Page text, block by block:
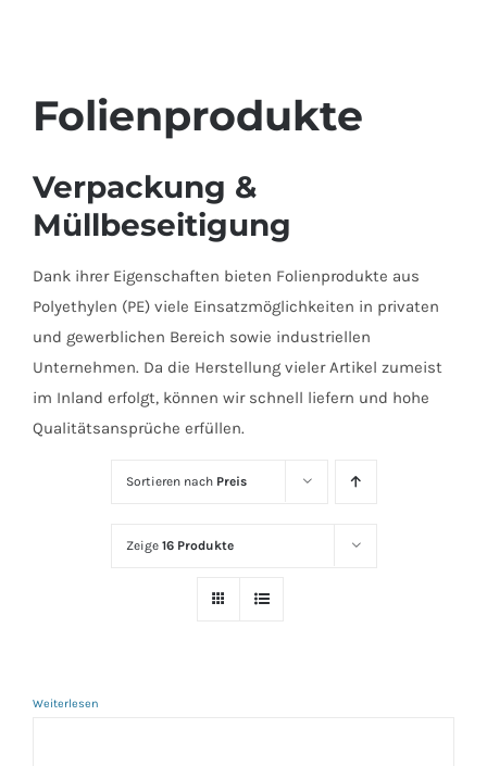
Folienprodukte
Verpackung &
Müllbeseitigung
Dank ihrer Eigenschaften bieten Folienprodukte aus
Polyethylen (PE) viele Einsatzmöglichkeiten in privaten
und gewerblichen Bereich sowie industriellen
Unternehmen. Da die Herstellung vieler Artikel zumeist
im Inland erfolgt, können wir schnell liefern und hohe
Qualitätsansprüche erfüllen.
Sortieren nach Preis
Zeige 16 Produkte
Weiterlesen